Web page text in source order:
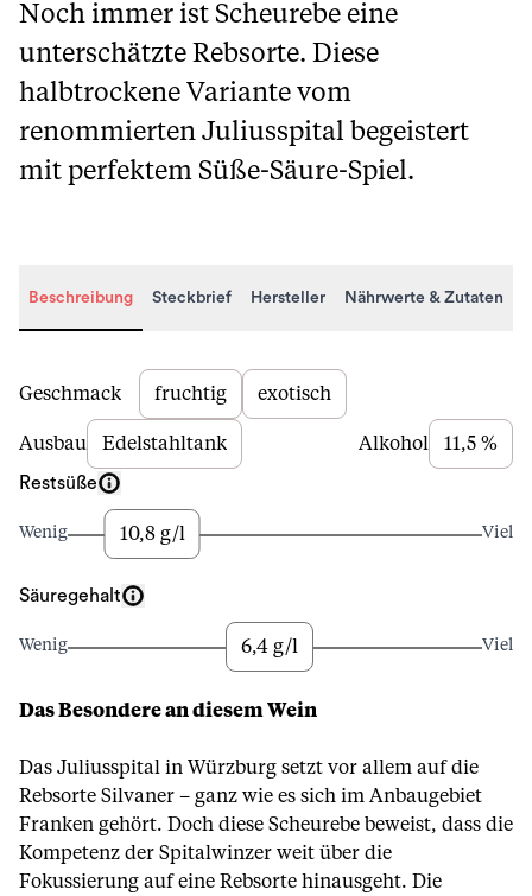
Noch immer ist Scheurebe eine
unterschätzte Rebsorte. Diese
halbtrockene Variante vom
renommierten Juliusspital begeistert
mit perfektem Süße-Säure-Spiel.
Beschreibung Steckbrief Hersteller Nährwerte & Zutaten
Beschreibung
Geschmack fruchtig exotisch
Ausbau Edelstahltank Alkohol 11,5 %
Restsüße
Wenig 10,8 g/l Viel
Säuregehalt
Wenig 6,4 g/l Viel
Das Besondere an diesem Wein
Das Juliusspital in Würzburg setzt vor allem auf die
Rebsorte Silvaner – ganz wie es sich im Anbaugebiet
Franken gehört. Doch diese Scheurebe beweist, dass die
Kompetenz der Spitalwinzer weit über die
Fokussierung auf eine Rebsorte hinausgeht. Die